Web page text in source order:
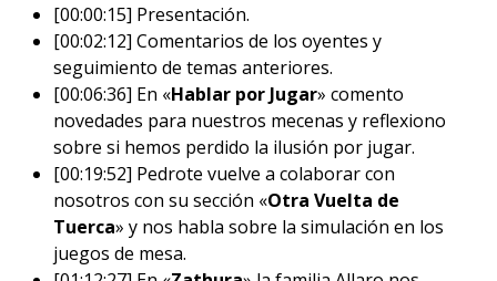
[00:00:15] Presentación.
[00:02:12] Comentarios de los oyentes y
seguimiento de temas anteriores.
[00:06:36] En «Hablar por Jugar» comento
novedades para nuestros mecenas y reflexiono
sobre si hemos perdido la ilusión por jugar.
[00:19:52] Pedrote vuelve a colaborar con
nosotros con su sección «Otra Vuelta de
Tuerca» y nos habla sobre la simulación en los
juegos de mesa.